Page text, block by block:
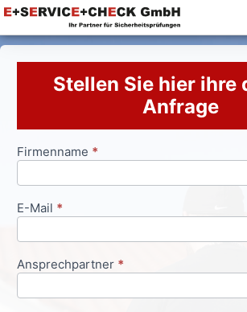
Stellen Sie hier ihre
Anfrage
Anfrageformular
Firmenname *
E-Mail *
Ansprechpartner *